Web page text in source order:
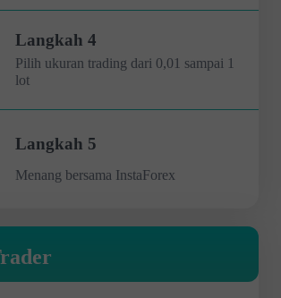
Langkah 4
Pilih ukuran trading dari 0,01 sampai 1
lot
Langkah 5
Menang bersama InstaForex